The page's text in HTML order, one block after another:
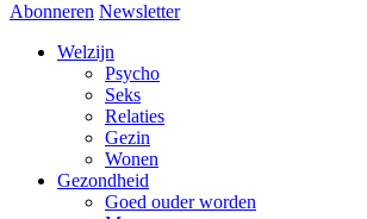
Abonneren Newsletter
Welzijn
Psycho
Seks
Relaties
Gezin
Wonen
Gezondheid
Goed ouder worden